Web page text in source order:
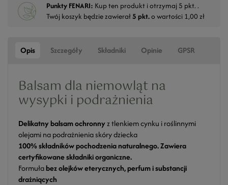
Punkty FENARI: Kup ten produkt i otrzymaj 5 pkt. .
Twój koszyk będzie zawierał5 pkt.o wartości 1,00 zł
Opis Szczegóły Składniki Opinie GPSR
Balsam dla niemowląt na
wysypki i podrażnienia
Delikatny balsam ochronnyz tlenkiem cynku i roślinnymi
olejami na podrażnienia skóry dziecka
100% składników pochodzenia naturalnego. Zawiera
certyfikowane składniki organiczne.
Formułabez olejków eterycznych, perfum i substancji
drażniących